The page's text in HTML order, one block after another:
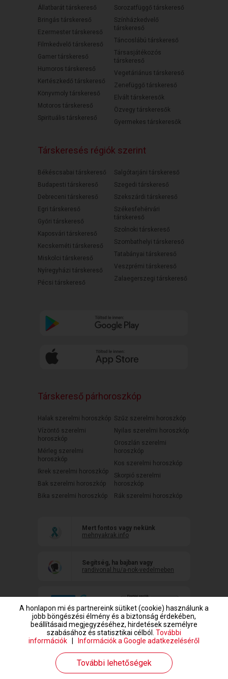
Állatbarát társkereső
Bringás társkereső
Ezermester társkereső
Filmkedvelő társkereső
Gamer társkereső
Humoros társkereső
Kertészkedő társkereső
Könyvmoly társkereső
Motoros társkereső
Spirituális társkereső
Sorozatfüggő társkereső
Színházkedvelő
társkereső
Táncoslábú társkereső
Társasjátékozós
társkereső
Vegetáriánus társkereső
Zenefüggő társkereső
Elvált társkeresők
Özvegy társkeresők
Gyermekes társkeresők
Társkeresés régiók szerint
Békéscsabai társkereső
Budapesti társkereső
Debreceni társkereső
Egri társkereső
Győri társkereső
Kaposvári társkereső
Kecskeméti társkereső
Miskolci társkereső
Nyíregyházi társkereső
Pécsi társkereső
Salgótarjáni társkereső
Szegedi társkereső
Szekszárdi társkereső
Székesfehérvári
társkereső
Szolnoki társkereső
Szombathelyi társkereső
Tatabányai társkereső
Veszprémi társkereső
Zalaegerszegi társkereső
Társkereső párhoroszkóp
Halak szerelmi horoszkóp
Vízöntő szerelmi
horoszkóp
Mérleg szerelmi
horoszkóp
Ikrek szerelmi horoszkóp
Bak szerelmi horoszkóp
Bika szerelmi horoszkóp
Szűz szerelmi horoszkóp
Nyilas szerelmi horoszkóp
Oroszlán szerelmi
horoszkóp
Kos szerelmi horoszkóp
Skorpió szerelmi
horoszkóp
Rák szerelmi horoszkóp
Mert fontos vagy nekünk
mehnyakrak.info
Segítség, ha bajban vagy
randivonal.hu/a-nok-vedelmeben
www.randivonal.hu © Copyright 1999-2026 Dating Central Europe Zrt.
A honlapon mi és partnereink sütiket (cookie) használunk a
jobb böngészési élmény és a biztonság érdekében,
beállításaid megjegyzéséhez, hirdetések személyre
szabásához és statisztikai célból. További
információk
Információk a Google adatkezeléséről
További lehetőségek